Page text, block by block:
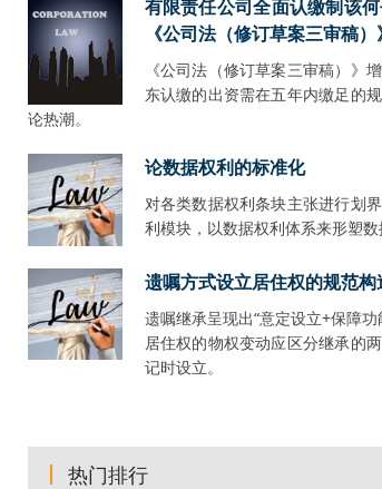
有限责任公司全面认缴制该
《公司法（修订草案三审稿
《公司法（修订草案三审稿）》
东认缴的出资需在五年内缴足的
论热潮。
论数据权利的标准化
对各类数据权利条块主张进行划
利模块，以数据权利体系来形塑数
遗嘱方式设立居住权的规范构
遗嘱继承呈现出“意定设立+保障
居住权的物权变动应区分继承的
记时设立。
热门排行